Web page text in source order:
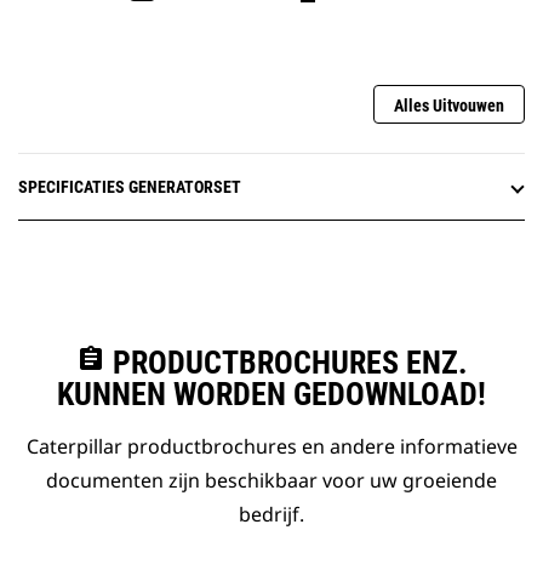
Alles Uitvouwen
SPECIFICATIES GENERATORSET
assignment PRODUCTBROCHURES ENZ.
KUNNEN WORDEN GEDOWNLOAD!
Caterpillar productbrochures en andere informatieve
documenten zijn beschikbaar voor uw groeiende
bedrijf.